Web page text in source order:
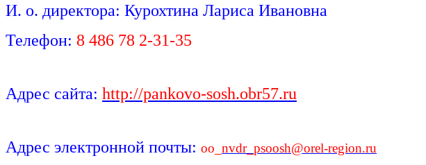
И. о. директора: Курохтина Лариса Ивановна
Телефон: 8 486 78 2-31-35
Адрес сайта: http://pankovo-sosh.obr57.ru
Адрес электронной почты: oo_ nvdr_psoosh@orel-region.ru